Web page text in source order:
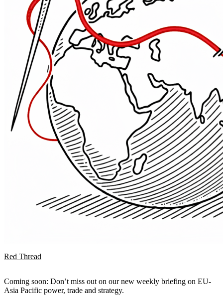
Red Thread
Coming soon: Don’t miss out on our new weekly briefing on EU-
Asia Pacific power, trade and strategy.